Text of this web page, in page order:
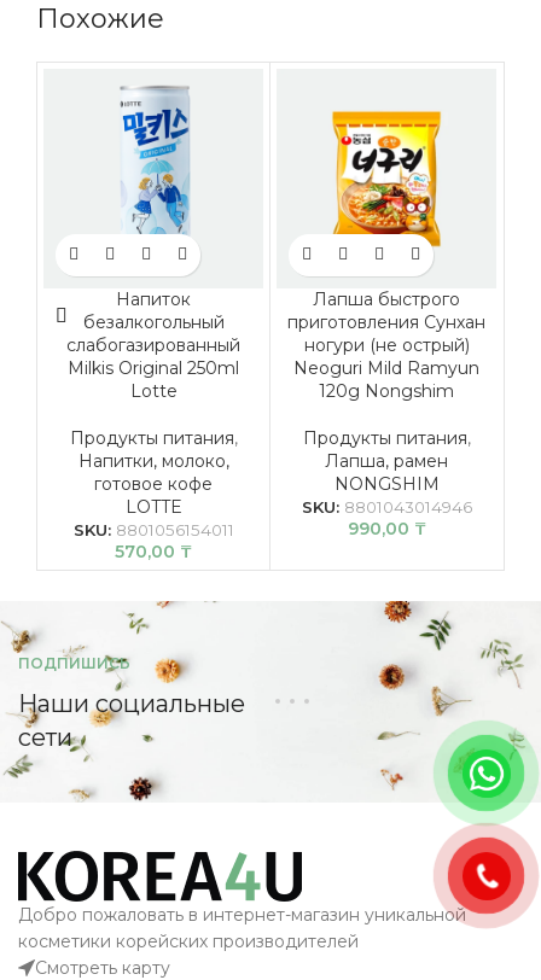
Похожие
Напиток
безалкогольный
слабогазированный
Milkis Original 250ml
Lotte
Продукты питания,
Напитки, молоко,
готовое кофе
LOTTE
SKU: 8801056154011
570,00 ₸
Лапша быстрого
приготовления Сунхан
ногури (не острый)
Neoguri Mild Ramyun
120g Nongshim
Продукты питания,
Лапша, рамен
NONGSHIM
SKU: 8801043014946
990,00 ₸
ПОДПИШИСЬ
Наши социальные
сети
Добро пожаловать в интернет-магазин уникальной
косметики корейских производителей
Смотреть карту